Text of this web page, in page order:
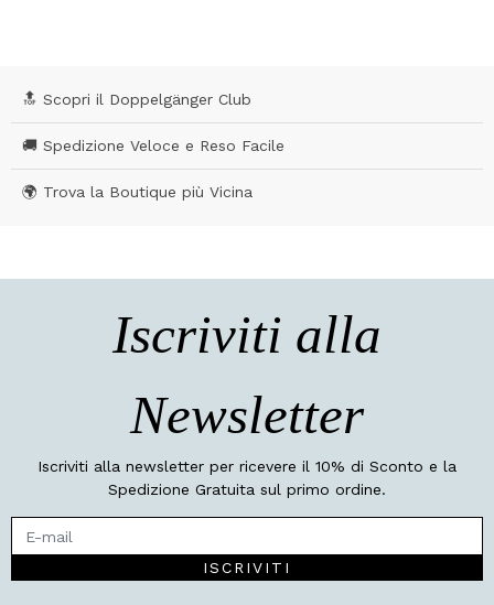
🔝 Scopri il Doppelgänger Club
🚚 Spedizione Veloce e Reso Facile
🌍 Trova la Boutique più Vicina
Iscriviti alla
Newsletter
Iscriviti alla newsletter per ricevere il 10% di Sconto e la
Spedizione Gratuita sul primo ordine.
ISCRIVITI